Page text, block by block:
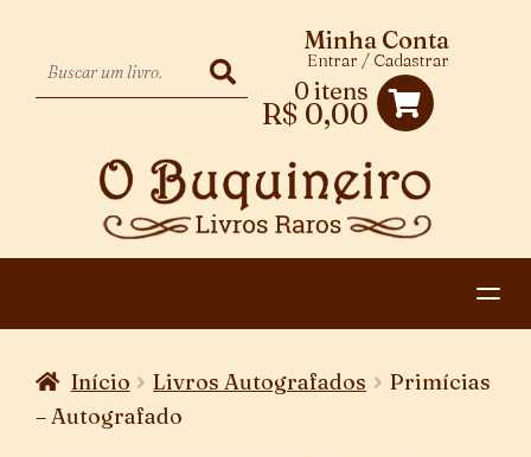
0 itens
R$ 0,00
Minha Conta
Entrar / Cadastrar
Início Livros Autografados
Primícias
– Autografado